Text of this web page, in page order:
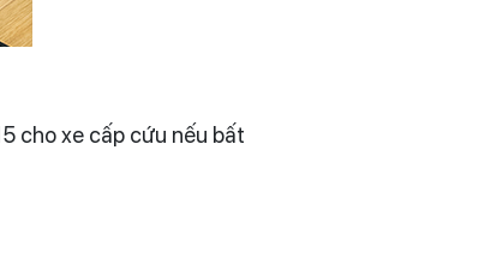
cho xe cấp cứu nếu bất